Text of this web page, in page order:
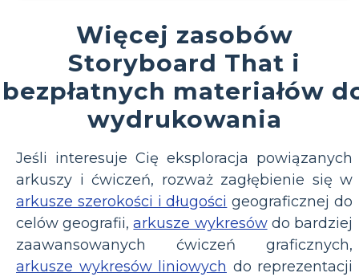
Więcej zasobów
Storyboard That i
bezpłatnych materiałów
wydrukowania
Jeśli interesuje Cię eksploracja powiązanych
arkuszy i ćwiczeń, rozważ zagłębienie się w
arkusze szerokości i długości geograficznej do
celów geografii,arkusze wykresówdo bardziej
zaawansowanych ćwiczeń graficznych,
arkusze wykresów liniowych do reprezentacji